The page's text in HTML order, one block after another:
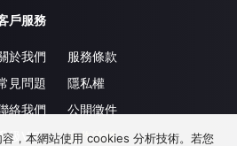
戶服務
於我們
見問題
絡我們
級VIP
服務條款
隱私權
公開徵件
合作洽談
，本網站使用 cookies 分析技術。若您